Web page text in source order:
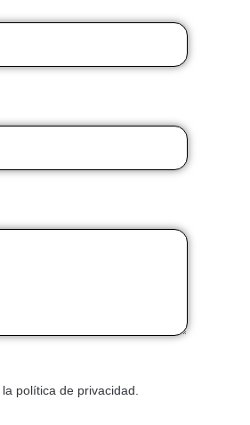
política de privacidad.